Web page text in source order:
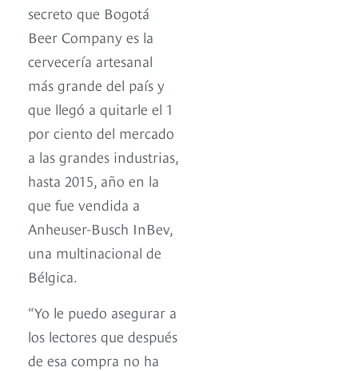
secreto que Bogotá
Beer Company es la
cervecería artesanal
más grande del país y
que llegó a quitarle el 1
por ciento del mercado
a las grandes industrias,
hasta 2015, año en la
que fue vendida a
Anheuser-Busch InBev,
una multinacional de
Bélgica.
“Yo le puedo asegurar a
los lectores que después
de esa compra no ha